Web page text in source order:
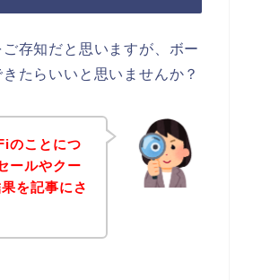
存知だと思いますが、ボー
たらいいと思いませんか？
のことにつ
ールやクー
を記事にさ